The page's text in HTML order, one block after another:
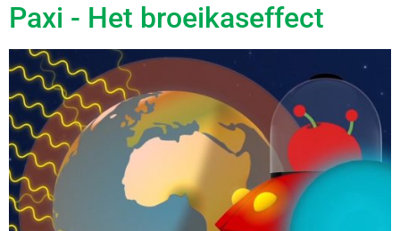
Paxi - Het broeikaseffect